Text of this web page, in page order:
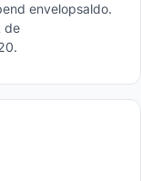
envelopsaldo.
de